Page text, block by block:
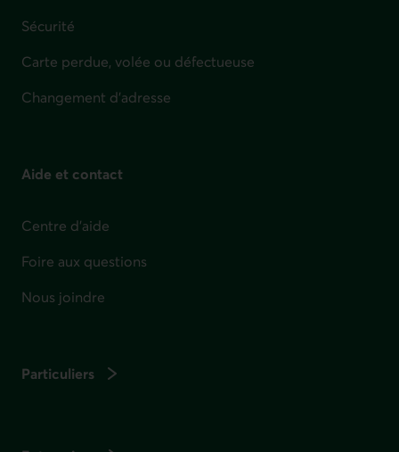
Sécurité
Carte perdue, volée ou défectueuse
Changement d'adresse
Aide et contact
Centre d'aide
Foire aux questions
Nous joindre
Particuliers